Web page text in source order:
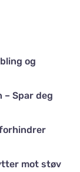
og
Spar deg
mot støv